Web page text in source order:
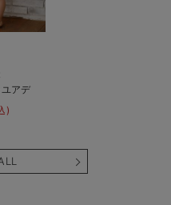
アデ
ットア
)